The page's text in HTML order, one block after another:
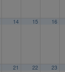
14 15 16
21 22 23